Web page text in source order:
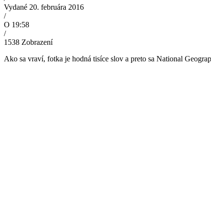
Vydané 20. februára 2016
/
O 19:58
/
1538 Zobrazení
Ako sa vraví, fotka je hodná tisíce slov a preto sa National